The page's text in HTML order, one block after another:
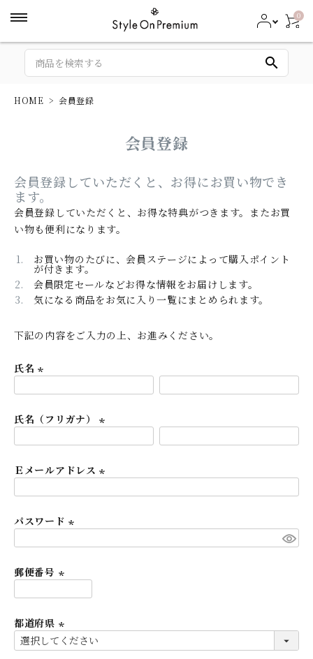
0
search
HOME 会員登録
会員登録
会員登録していただくと、お得にお買い物でき
ます。
会員登録していただくと、お得な特典がつきます。またお買
い物も便利になります。
お買い物のたびに、会員ステージによって購入ポイント
が付きます。
会員限定セールなどお得な情報をお届けします。
気になる商品をお気に入り一覧にまとめられます。
下記の内容をご入力の上、お進みください。
氏名
須
氏名（フリガナ）
須
Ｅメールアドレス
パスワード
郵便番号
須
)
都道府県
(